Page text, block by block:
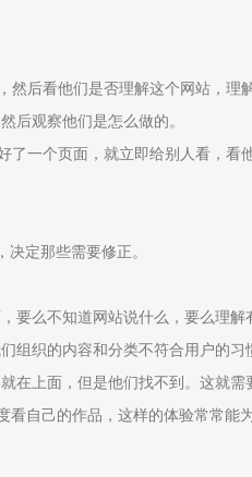
然后看他们是否理解这个网站，理
后观察他们是怎么做的。
了一个页面，就立即给别人看，看
定那些需要修正。
要么不知道网站说什么，要么理解
组织的内容和分类不符合用户的习
在上面，但是他们找不到。这就
看自己的作品，这样的体验常常